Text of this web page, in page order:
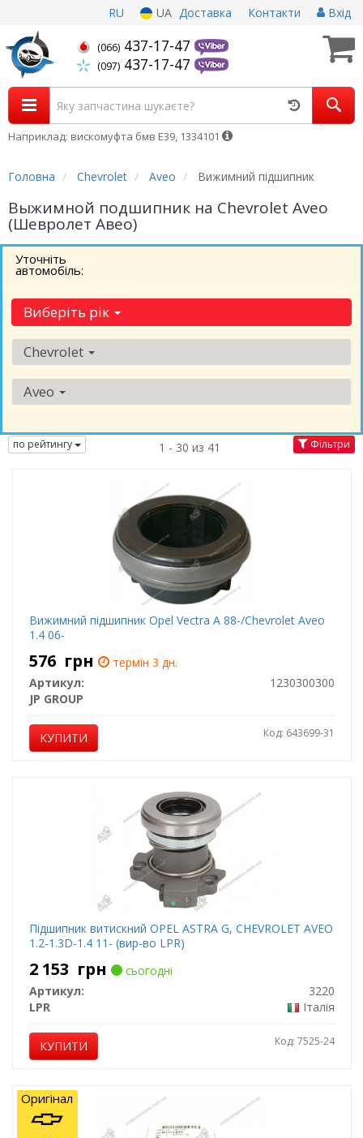
RU UA Доставка Контакти Вхід
(066) 437-17-47
(097) 437-17-47
Наприклад: вискомуфта бмв Е39, 1334101
Головна Chevrolet Aveo Вижимний підшипник
Выжимной подшипник на Chevrolet Aveo
(Шевролет Авео)
Уточніть
автомобіль:
Виберіть рік
Chevrolet
Aveo
по рейтингу 1 - 30 из 41 Фільтри
Вижимний підшипник Opel Vectrа A 88-/Chevrolet Aveo
1.4 06-
576 грн
термін 3 дн.
Артикул:
1230300300
JP GROUP
КУПИТИ Код: 643699-31
Підшипник витискний OPEL ASTRA G, CHEVROLET AVEO
1.2-1.3D-1.4 11- (вир-во LPR)
2 153 грн
сьогодні
Артикул:
3220
LPR
Італія
КУПИТИ Код: 7525-24
Оригінал